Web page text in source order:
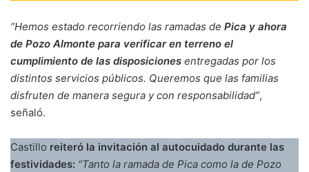
“Hemos estado recorriendo las ramadas de Pica y ahora
de Pozo Almonte para verificar en terreno el
cumplimiento de las disposiciones entregadas por los
distintos servicios públicos. Queremos que las familias
disfruten de manera segura y con responsabilidad”,
señaló.
Castillo reiteró la invitación al autocuidado durante las
festividades: “Tanto la ramada de Pica como la de Pozo